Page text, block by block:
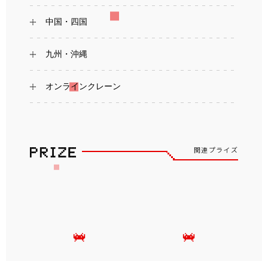
中国・四国
九州・沖縄
オンラインクレーン
関連プライズ